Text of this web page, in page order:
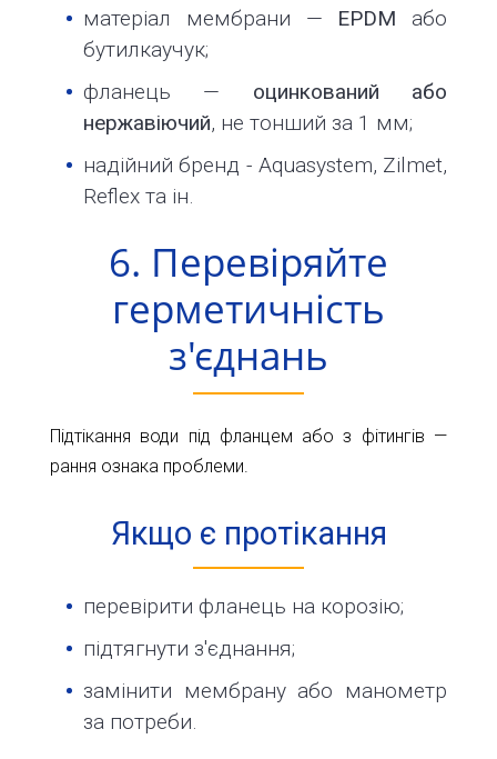
матеріал мембрани — EPDM або
бутилкаучук;
фланець — оцинкований або
нержавіючий, не тонший за 1 мм;
надійний бренд - Aquasystem, Zilmet,
Reflex та ін.
6. Перевіряйте
герметичність
з'єднань
Підтікання води під фланцем або з фітингів —
рання ознака проблеми.
Якщо є протікання
перевірити фланець на корозію;
підтягнути з'єднання;
замінити мембрану або манометр
за потреби.